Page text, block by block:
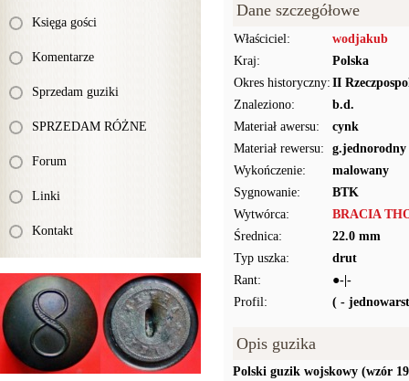
Księga gości
Komentarze
Sprzedam guziki
SPRZEDAM RÓŻNE
Forum
Linki
Kontakt
Dane szczegółowe
Właściciel:
wodjakub
Kraj:
Polska
Okres historyczny: II
Znaleziono:
b.d.
Materiał awersu:
cynk
Materiał rewersu:
g.jednorodny
Wykończenie:
malowany
Sygnowanie:
BTK
Wytwórca:
BRACIA
Średnica:
22.0 mm
Typ uszka:
drut
Rant:
●-|-
Profil:
( -
Opis guzika
Polski guzik wojskowy (wzór